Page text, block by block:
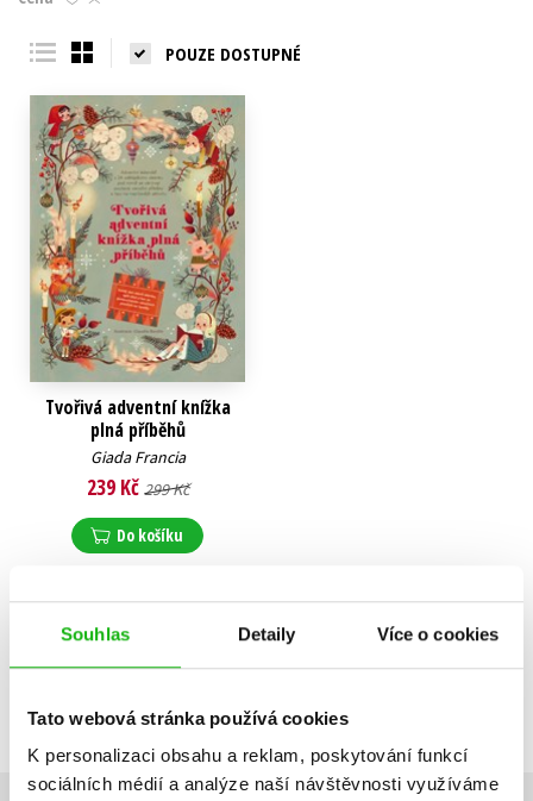
Souhlas Detaily Více o cookies
Tato webová stránka používá cookies
K personalizaci obsahu a reklam, poskytování funkcí
sociálních médií a analýze naší návštěvnosti využíváme
Young adult (SK)
POUZE DOSTUPNÉ
Tvořivá adventní knížka
plná příběhů
Giada Francia
239 Kč 299 Kč
Do košíku
Zobraz záznamů
Zobrazuji 1 až 1 z celkem 1 záznamů
Předchozí